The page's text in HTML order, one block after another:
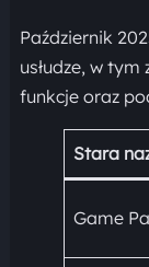
Październik
usłudze, w
funkcje oraz
Stara
Game